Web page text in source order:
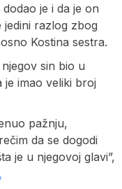
je i da je on
jedini razlog zbog
Kostina sestra.
sin bio u
je imao veliki broj
pažnju,
da se dogodi
je u njegovoj glavi”,